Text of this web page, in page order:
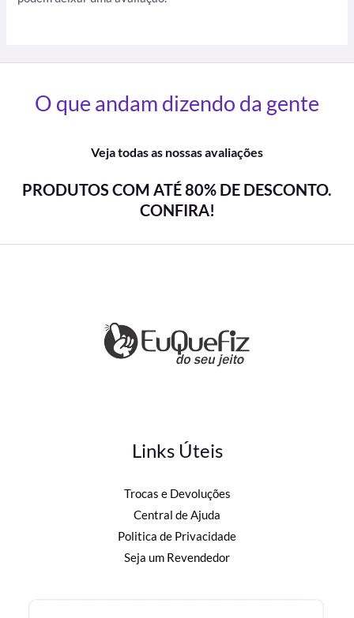
O que andam dizendo da gente
Veja todas as nossas avaliações
PRODUTOS COM ATÉ 80% DE DESCONTO.
CONFIRA!
Links Úteis
Trocas e Devoluções
Central de Ajuda
Politica de Privacidade
Seja um Revendedor